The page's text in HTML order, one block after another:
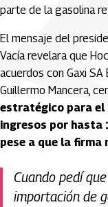
parte de la gasolina
El mensaje del
Vacía revelara que
acuerdos con Gaxi SA
Guillermo Mancera,
estratégico para el
ingresos por hasta
pese a que la firma
Cuando pedí
importación de